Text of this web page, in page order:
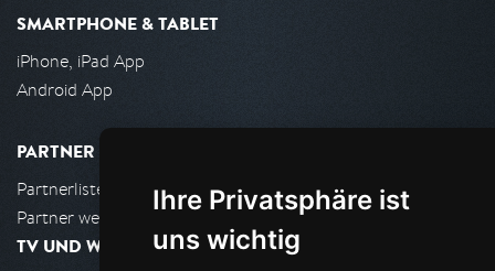
Ihre Privatsphäre ist
uns wichtig
SMARTPHONE & TABLET
iPhone, iPad App
Android App
PARTNER
Partnerliste
Partner werden
TV UND WOHNZIMMER